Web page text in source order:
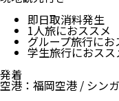
即日取消料発生
1人旅におススメ
グループ旅行にお
学生旅行におスス
発着
空港 ： 福岡空港 / シン